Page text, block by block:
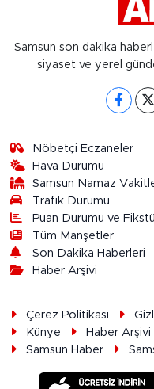
Samsun son dakika
siyaset ve yerel
Nöbetçi Eczaneler
Hava Durumu
Samsun Namaz
Trafik Durumu
Puan Durumu ve
Tüm Manşetler
Son Dakika Haberleri
Haber Arşivi
Çerez Politikası
Künye
Haber Arşivi
Samsun Haber